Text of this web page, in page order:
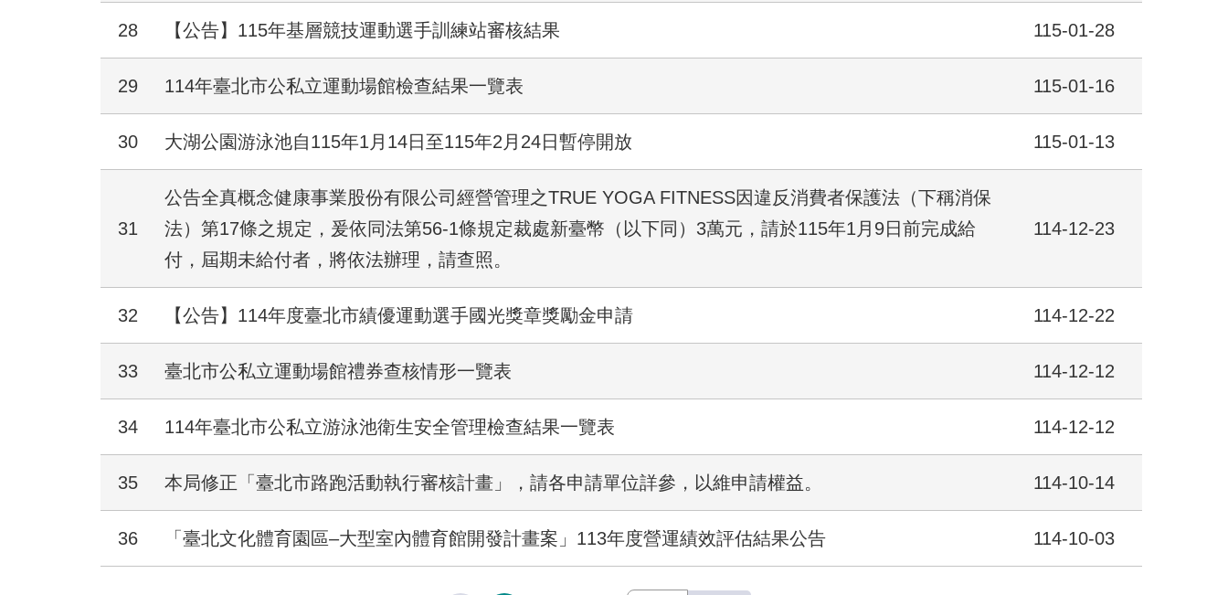
28 【公告】115年基層競技運動選手訓練站審核結果 115-01-28
29 114年臺北市公私立運動場館檢查結果一覽表 115-01-16
30 大湖公園游泳池自115年1月14日至115年2月24日暫停開放 115-01-13
31
公告全真概念健康事業股份有限公司經營管理之TRUE YOGA FITNESS因違反消費者保護法（下稱消保
法）第17條之規定，爰依同法第56-1條規定裁處新臺幣（以下同）3萬元，請於115年1月9日前完成給
付，屆期未給付者，將依法辦理，請查照。
114-12-23
32 【公告】114年度臺北市績優運動選手國光獎章獎勵金申請 114-12-22
33 臺北市公私立運動場館禮券查核情形一覽表 114-12-12
34 114年臺北市公私立游泳池衛生安全管理檢查結果一覽表 114-12-12
35 本局修正「臺北市路跑活動執行審核計畫」，請各申請單位詳參，以維申請權益。 114-10-14
36 「臺北文化體育園區–大型室內體育館開發計畫案」113年度營運績效評估結果公告 114-10-03